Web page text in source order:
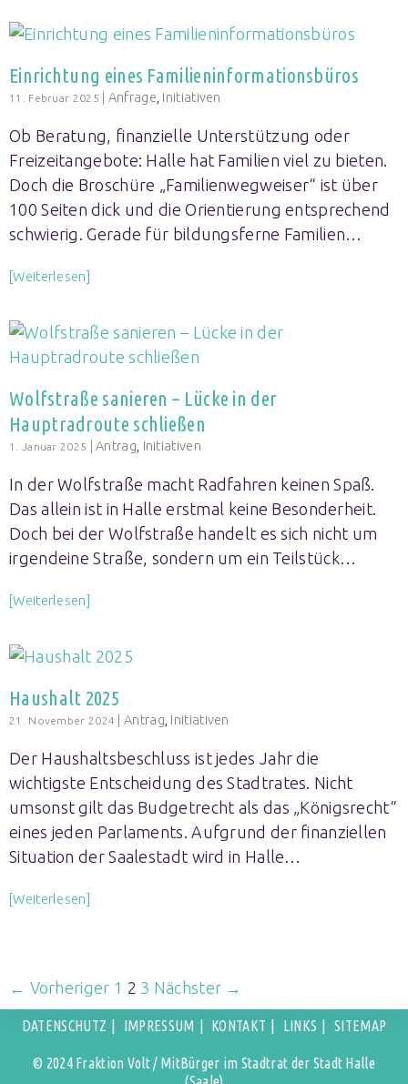
Einrichtung eines Familieninformationsbüros
11. Februar 2025 Anfrage Initiativen
Ob Beratung, finanzielle Unterstützung oder
Freizeitangebote: Halle hat Familien viel zu bieten.
Doch die Broschüre „Familienwegweiser“ ist über
100 Seiten dick und die Orientierung entsprechend
schwierig. Gerade für bildungsferne Familien…
[Weiterlesen]
Wolfstraße sanieren – Lücke in der
Hauptradroute schließen
1. Januar 2025 Antrag Initiativen
In der Wolfstraße macht Radfahren keinen Spaß.
Das allein ist in Halle erstmal keine Besonderheit.
Doch bei der Wolfstraße handelt es sich nicht um
irgendeine Straße, sondern um ein Teilstück…
[Weiterlesen]
Haushalt 2025
21. November 2024 Antrag Initiativen
Der Haushaltsbeschluss ist jedes Jahr die
wichtigste Entscheidung des Stadtrates. Nicht
umsonst gilt das Budgetrecht als das „Königsrecht“
eines jeden Parlaments. Aufgrund der finanziellen
Situation der Saalestadt wird in Halle…
[Weiterlesen]
← Vorheriger 1 2 3 Nächster →
DATENSCHUTZ IMPRESSUM KONTAKT LINKS SITEMAP
© 2024 Fraktion Volt / MitBürger im Stadtrat der Stadt Halle